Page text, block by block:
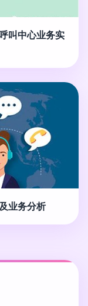
叫中心业务实
业务分析